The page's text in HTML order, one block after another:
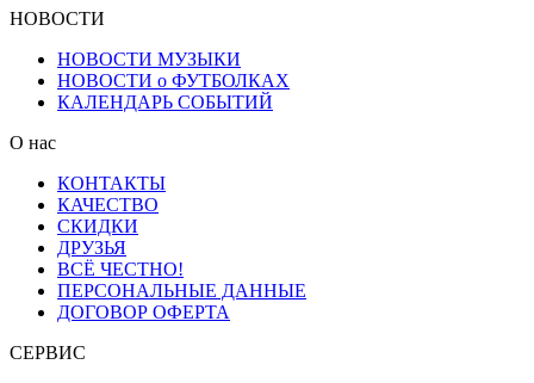
НОВОСТИ
НОВОСТИ МУЗЫКИ
НОВОСТИ о ФУТБОЛКАХ
КАЛЕНДАРЬ СОБЫТИЙ
О нас
КОНТАКТЫ
КАЧЕСТВО
СКИДКИ
ДРУЗЬЯ
ВСЁ ЧЕСТНО!
ПЕРСОНАЛЬНЫЕ ДАННЫЕ
ДОГОВОР ОФЕРТА
СЕРВИС